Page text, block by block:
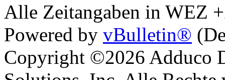
Alle Zeitangaben in WEZ
Powered by vBulletin®
Copyright ©2026 Adduco